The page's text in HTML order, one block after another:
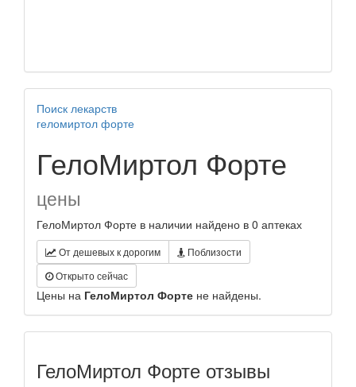
Поиск лекарств
геломиртол форте
ГелоМиртол Форте
цены
ГелоМиртол Форте в наличии найдено в 0 аптеках
От дешевых к дорогим
Поблизости
Открыто сейчас
Цены на ГелоМиртол Форте не найдены.
ГелоМиртол Форте отзывы